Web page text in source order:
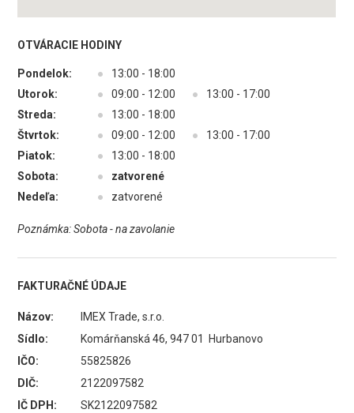
OTVÁRACIE HODINY
Pondelok: ●
13:00 - 18:00
Utorok:
● 09:00 - 12:00 ●
13:00 - 17:00
Streda:
●
13:00 - 18:00
Štvrtok:
● 09:00 - 12:00 ●
13:00 - 17:00
Piatok:
●
13:00 - 18:00
Sobota:
●
zatvorené
Nedeľa:
● zatvorené
Poznámka: Sobota - na zavolanie
FAKTURAČNÉ ÚDAJE
Názov:
IMEX Trade, s.r.o.
Sídlo:
Komárňanská 46, 947 01 Hurbanovo
IČO:
55825826
DIČ:
2122097582
IČ DPH:
SK2122097582